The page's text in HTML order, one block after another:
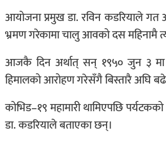
आयोजना प्रमुख डा. रविन कडरियाले
भ्रमण गरेकामा चालु आवको दस महिनामै
आजकै दिन अर्थात् सन् १९५० जुन ३ मा
हिमालको आरोहण गरेसँगै बिस्तारै अघि
कोभिड–१९ महामारी थामिएपछि
डा. कडरियाले बताएका छन्।